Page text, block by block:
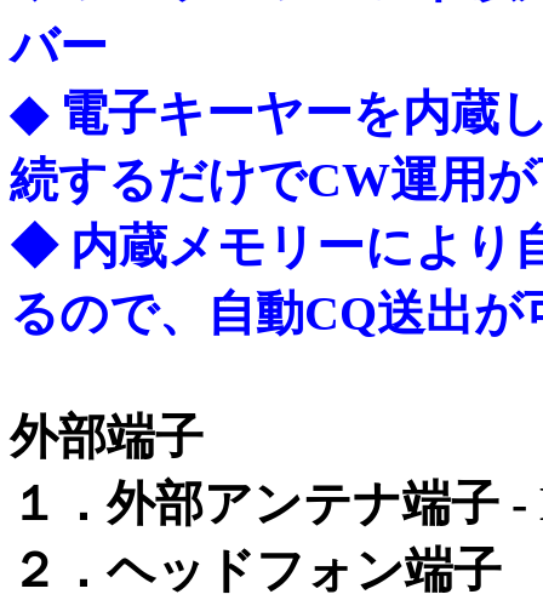
バー
◆電子キーヤーを内蔵
続するだけでCW運用
◆内蔵メモリーにより
るので、自動CQ送出が
外部端子
１．外部アンテナ端
２．ヘッドフォン端子